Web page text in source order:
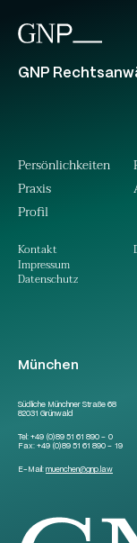
GNP
München
Südliche Münchner Straße 68
82031 Grünwald
Tel:+49 (0)89 51 61 890 – 0
Fax:+49 (0)89 51 61 890 – 19
E-Mail:muenchen@gnp.law
Persönlichkeiten
Praxis
Profil
Kontakt
Impressum
Datenschutz